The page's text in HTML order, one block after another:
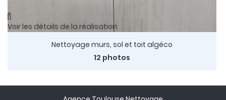

Voir les détails de la réalisation
Nettoyage murs, sol et toit algéco
12 photos